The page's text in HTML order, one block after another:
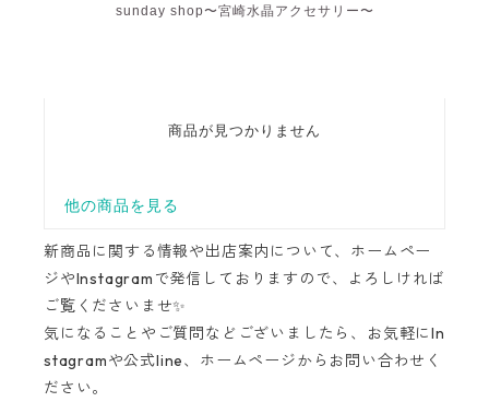
新商品に関する情報や出店案内について、ホームペー
ジやInstagramで発信しておりますので、よろしければ
ご覧くださいませ✨
気になることやご質問などございましたら、お気軽にIn
stagramや公式line、ホームページからお問い合わせく
ださい。